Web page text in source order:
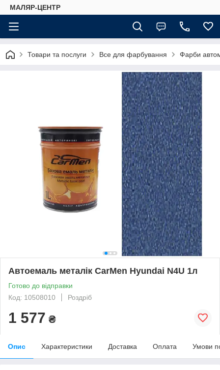
МАЛЯР-ЦЕНТР
Товари та послуги Все для фарбування Фарби
Автоемаль металік CarMen Hyundai N4U 1л
Готово до відправки
Код: 10508010
Роздріб
1 577 ₴
Опис Характеристики Доставка Оплата Умови